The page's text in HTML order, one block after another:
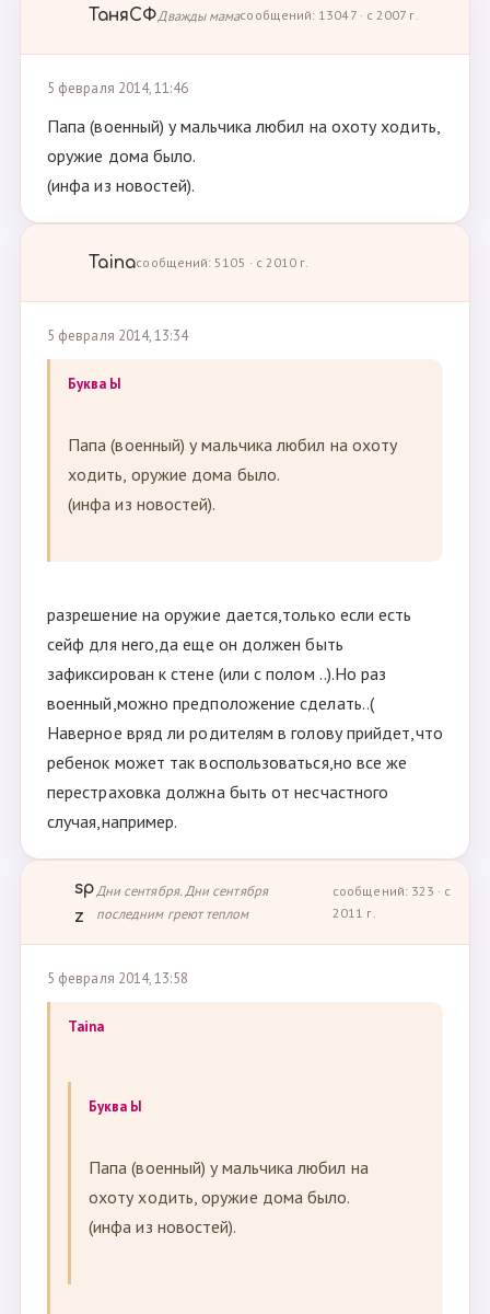
ТаняСФДважды мамасообщений: 13047 · с 2007 г.
5 февраля 2014, 11:46
Папа (военный) у мальчика любил на охоту ходить,
оружие дома было.
(инфа из новостей).
Tainaсообщений: 5105 · с 2010 г.
5 февраля 2014, 13:34
Буква Ы
Папа (военный) у мальчика любил на охоту
ходить, оружие дома было.
(инфа из новостей).
разрешение на оружие дается,только если есть
сейф для него,да еще он должен быть
зафиксирован к стене (или с полом ..).Но раз
военный,можно предположение сделать..(
Наверное вряд ли родителям в голову прийдет,что
ребенок может так воспользоваться,но все же
перестраховка должна быть от несчастного
случая,например.
sp
z
Дни сентября. Дни сентября
последним греют теплом
сообщений: 323 · с
2011 г.
5 февраля 2014, 13:58
Taina
Буква Ы
Папа (военный) у мальчика любил на
охоту ходить, оружие дома было.
(инфа из новостей).